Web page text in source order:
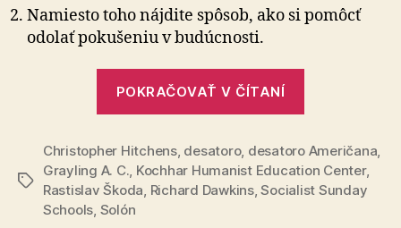
Namiesto toho nájdite spôsob, ako si pomôcť
odolať pokušeniu v budúcnosti.
POKRAČOVAŤ V ČÍTANÍ
Značky
Christopher Hitchens, desatoro, desatoro Američana,
Grayling A. C., Kochhar Humanist Education Center,
Rastislav Škoda, Richard Dawkins,Socialist Sunday
Schools, Solón